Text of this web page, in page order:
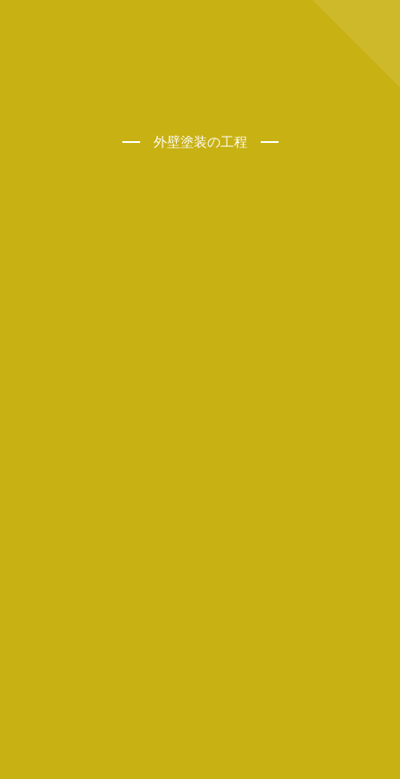
外壁塗装の工程